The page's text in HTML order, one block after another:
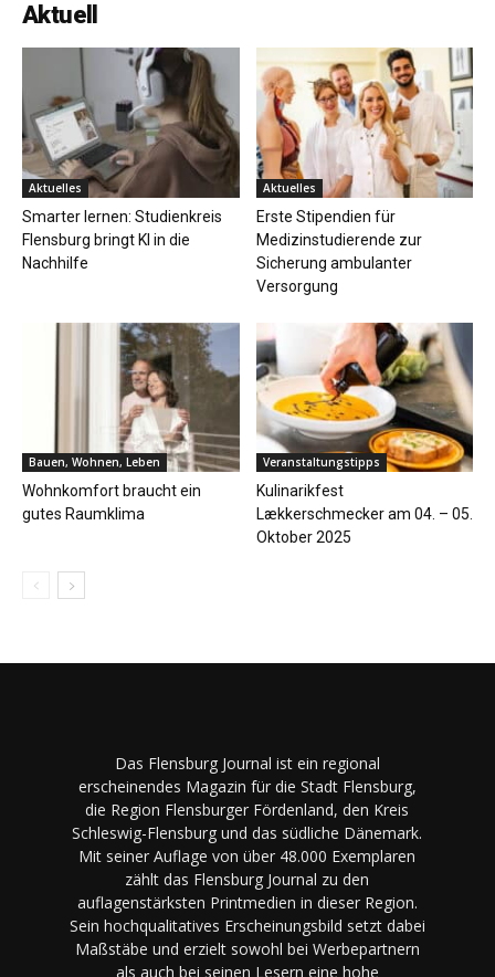
Aktuell
Aktuelles
Smarter lernen: Studienkreis
Flensburg bringt KI in die
Nachhilfe
Aktuelles
Erste Stipendien für
Medizinstudierende zur
Sicherung ambulanter
Versorgung
Bauen, Wohnen, Leben
Wohnkomfort braucht ein
gutes Raumklima
Veranstaltungstipps
Kulinarikfest
Lækkerschmecker am 04. – 05.
Oktober 2025
Das Flensburg Journal ist ein regional
erscheinendes Magazin für die Stadt Flensburg,
die Region Flensburger Fördenland, den Kreis
Schleswig-Flensburg und das südliche Dänemark.
Mit seiner Auflage von über 48.000 Exemplaren
zählt das Flensburg Journal zu den
auflagenstärksten Printmedien in dieser Region.
Sein hochqualitatives Erscheinungsbild setzt dabei
Maßstäbe und erzielt sowohl bei Werbepartnern
als auch bei seinen Lesern eine hohe